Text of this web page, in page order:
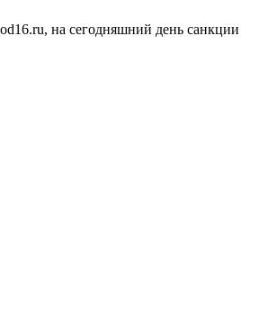
на сегодняшний день санкции